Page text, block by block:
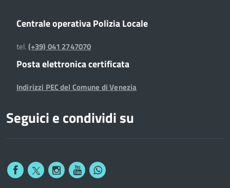
Centrale operativa Polizia Locale
tel.(+39) 041 2747070
Posta elettronica certificata
Indirizzi PEC del Comune di Venezia
Seguici e condividi su